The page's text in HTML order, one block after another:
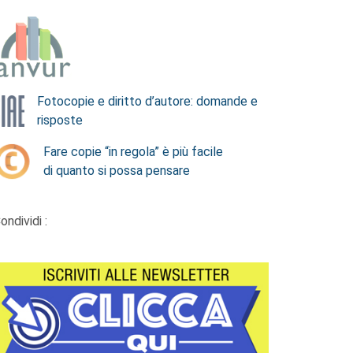
Fotocopie e diritto d’autore: domande e
risposte
Fare copie “in regola” è più facile
di quanto si possa pensare
: